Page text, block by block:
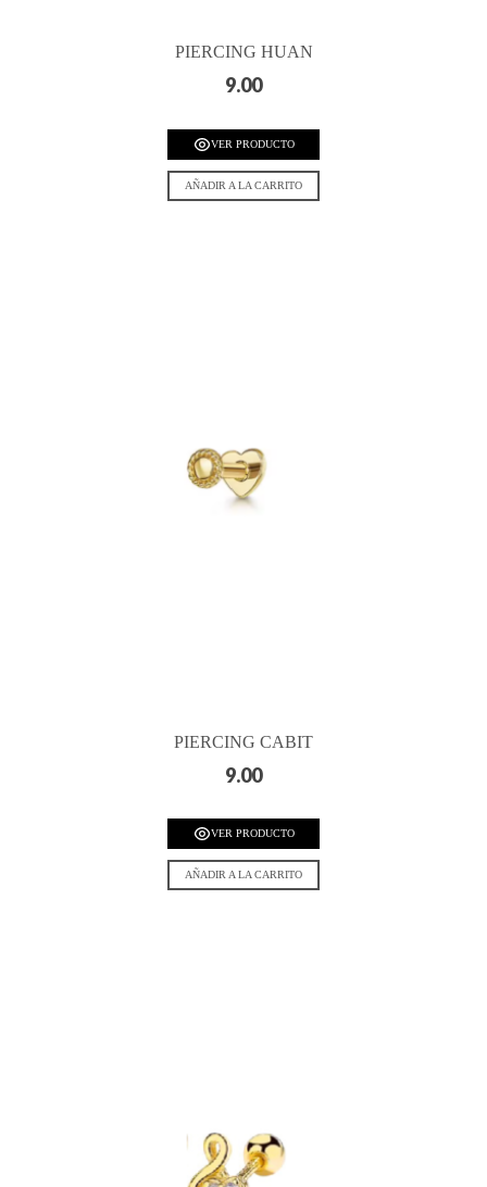
PIERCING HUAN
9.00
VER PRODUCTO
AÑADIR A LA CARRITO
PIERCING CABIT
9.00
VER PRODUCTO
AÑADIR A LA CARRITO